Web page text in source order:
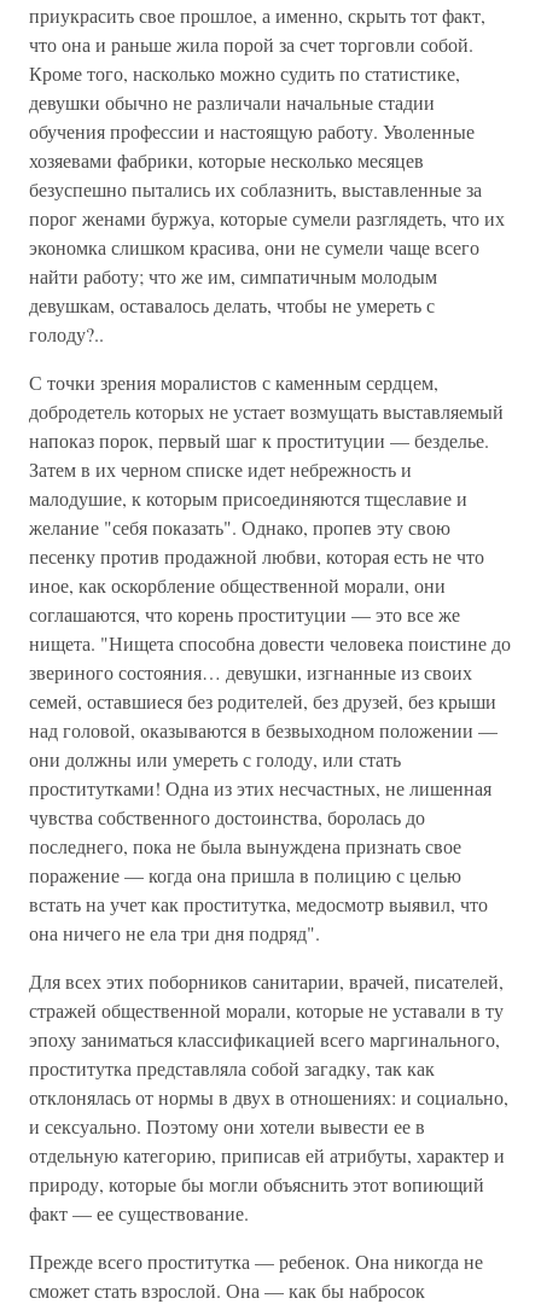
приукрасить свое прошлое, а именно, скрыть тот факт,
что она и раньше жила порой за счет торговли собой.
Кроме того, насколько можно судить по статистике,
девушки обычно не различали начальные стадии
обучения профессии и настоящую работу. Уволенные
хозяевами фабрики, которые несколько месяцев
безуспешно пытались их соблазнить, выставленные за
порог женами буржуа, которые сумели разглядеть, что их
экономка слишком красива, они не сумели чаще всего
найти работу; что же им, симпатичным молодым
девушкам, оставалось делать, чтобы не умереть с
голоду?..
С точки зрения моралистов с каменным сердцем,
добродетель которых не устает возмущать выставляемый
напоказ порок, первый шаг к проституции — безделье.
Затем в их черном списке идет небрежность и
малодушие, к которым присоединяются тщеславие и
желание "себя показать". Однако, пропев эту свою
песенку против продажной любви, которая есть не что
иное, как оскорбление общественной морали, они
соглашаются, что корень проституции — это все же
нищета. "Нищета способна довести человека поистине до
звериного состояния… девушки, изгнанные из своих
семей, оставшиеся без родителей, без друзей, без крыши
над головой, оказываются в безвыходном положении —
они должны или умереть с голоду, или стать
проститутками! Одна из этих несчастных, не лишенная
чувства собственного достоинства, боролась до
последнего, пока не была вынуждена признать свое
поражение — когда она пришла в полицию с целью
встать на учет как проститутка, медосмотр выявил, что
она ничего не ела три дня подряд".
Для всех этих поборников санитарии, врачей, писателей,
стражей общественной морали, которые не уставали в ту
эпоху заниматься классификацией всего маргинального,
проститутка представляла собой загадку, так как
отклонялась от нормы в двух в отношениях: и социально,
и сексуально. Поэтому они хотели вывести ее в
отдельную категорию, приписав ей атрибуты, характер и
природу, которые бы могли объяснить этот вопиющий
факт — ее существование.
Прежде всего проститутка — ребенок. Она никогда не
сможет стать взрослой. Она — как бы набросок